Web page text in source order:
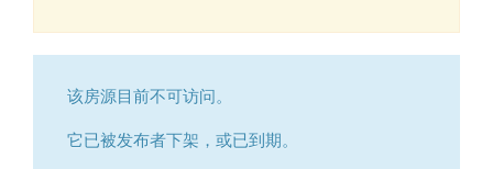
该房源目前不可访问。
它已被发布者下架，或已到期。